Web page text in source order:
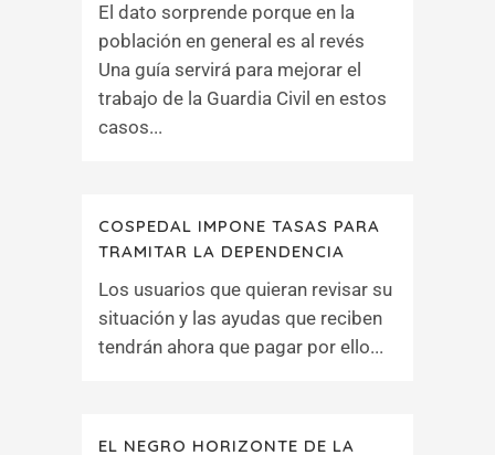
El dato sorprende porque en la
población en general es al revés
Una guía servirá para mejorar el
trabajo de la Guardia Civil en estos
casos...
COSPEDAL IMPONE TASAS PARA
TRAMITAR LA DEPENDENCIA
Los usuarios que quieran revisar su
situación y las ayudas que reciben
tendrán ahora que pagar por ello...
EL NEGRO HORIZONTE DE LA